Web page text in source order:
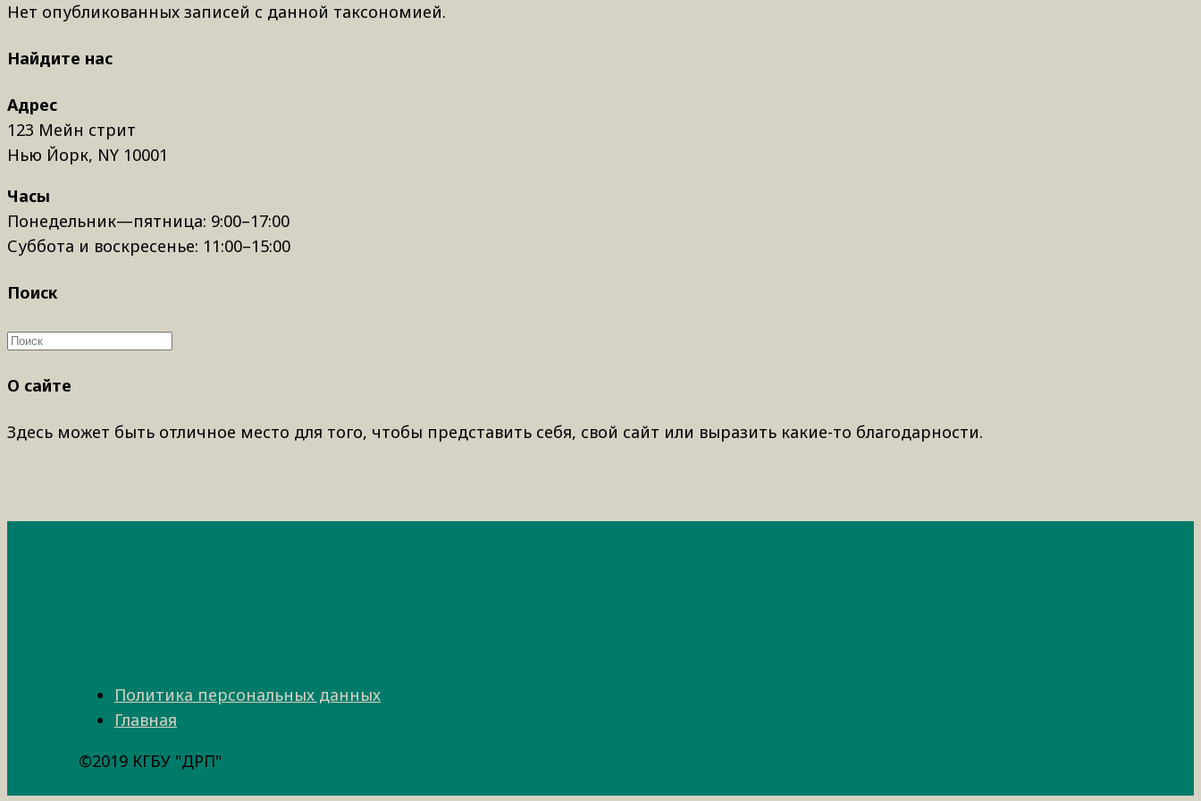
Нет опубликованных записей с данной таксономией.
Найдите нас
Адрес
123 Мейн стрит
Нью Йорк, NY 10001
Часы
Понедельник—пятница: 9:00–17:00
Суббота и воскресенье: 11:00–15:00
Поиск
О сайте
Здесь может быть отличное место для того, чтобы представить себя, свой сайт или выразить какие-то благодарности.
Политика персональных данных
Главная
©2019 КГБУ "ДРП"